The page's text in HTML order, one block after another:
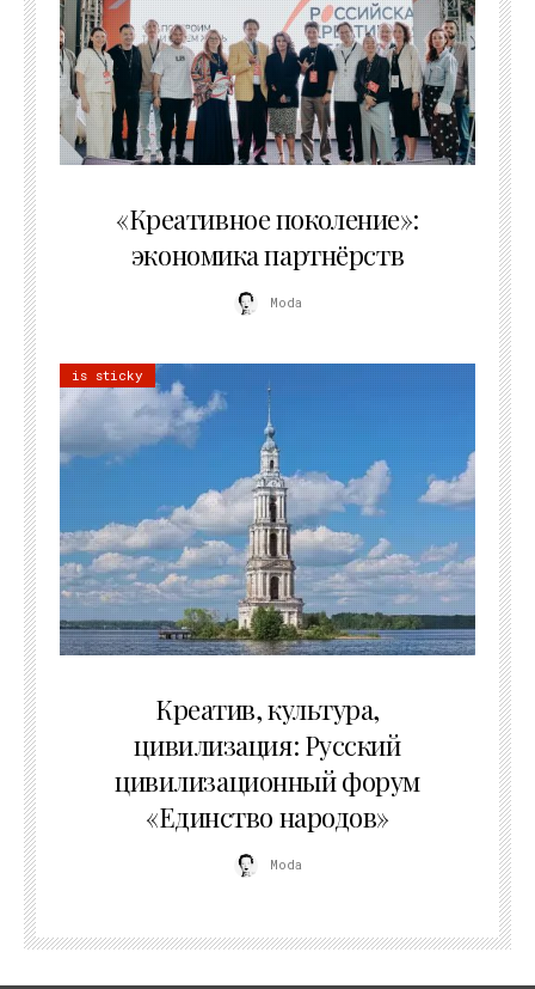
«Креативное поколение»:
экономика партнёрств
Moda
is sticky
Креатив, культура,
цивилизация: Русский
цивилизационный форум
«Единство народов»
Moda